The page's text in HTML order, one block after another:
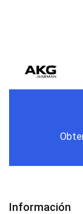
Información